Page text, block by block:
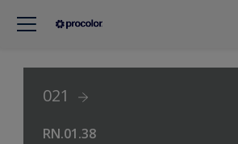
021
RN.01.38